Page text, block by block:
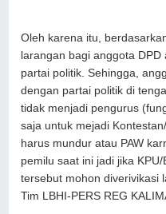
Oleh karena itu,
larangan bagi anggota
partai politik. Sehingga,
dengan partai politik di
tidak menjadi pengurus
saja untuk mejadi
harus mundur atau PAW
pemilu saat ini jadi jika
tersebut mohon diverivikasi
Tim LBHI-PERS REG